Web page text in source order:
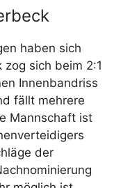
haben sich
sich beim 2:1
Innenbandriss
fällt mehrere
Mannschaft ist
der